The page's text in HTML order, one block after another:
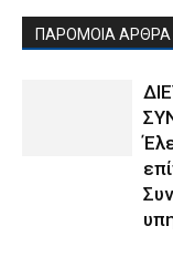
ΠΑΡΟΜΟΙΑ ΑΡΘΡΑ